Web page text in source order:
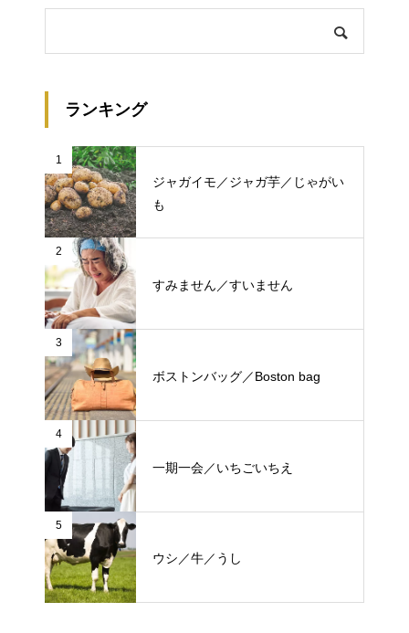
ランキング
1
ジャガイモ／ジャガ芋／じゃがい
も
2
すみません／すいません
3
ボストンバッグ／Boston bag
4
一期一会／いちごいちえ
5
ウシ／牛／うし